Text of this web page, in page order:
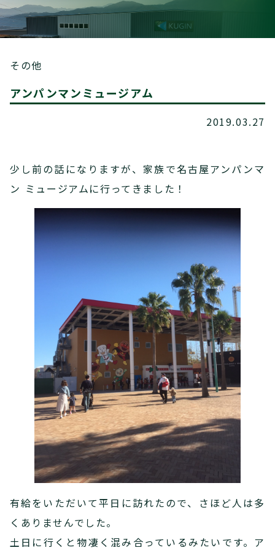
その他
アンパンマンミュージアム
2019.03.27
少し前の話になりますが、家族で名古屋アンパンマ
ン ミュージアムに行ってきました！
有給をいただいて平日に訪れたので、さほど人は多
くありませんでした。
土日に行くと物凄く混み合っているみたいです。ア